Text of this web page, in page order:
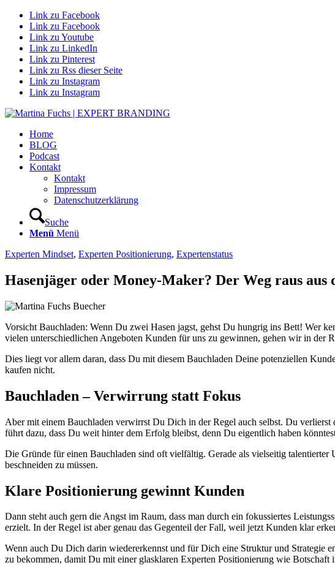
Link zu Facebook
Link zu Facebook
Link zu Youtube
Link zu LinkedIn
Link zu Pinterest
Link zu Rss dieser Seite
Link zu Instagram
Link zu Instagram
Home
BLOG
Podcast
Kontakt
Kontakt
Impressum
Datenschutzerklärung
Suche
Menü Menü
Experten Mindset, Experten Positionierung, Expertenstatus
Hasenjäger oder Money-Maker? Der Weg raus aus
Vorsicht Bauchladen: Wenn Du zwei Hasen jagst, gehst Du hungrig ins Bett! Wer
vielen unterschiedlichen Angeboten Kunden für uns zu gewinnen, gehen wir in der
Dies liegt vor allem daran, dass Du mit diesem Bauchladen Deine potenziellen
kaufen nicht.
Bauchladen – Verwirrung statt Fokus
Aber mit einem Bauchladen verwirrst Du Dich in der Regel auch selbst. Du
führt dazu, dass Du weit hinter dem Erfolg bleibst, denn Du eigentlich haben
Die Gründe für einen Bauchladen sind oft vielfältig. Gerade als vielseitig
beschneiden zu müssen.
Klare Positionierung gewinnt Kunden
Dann steht auch gern die Angst im Raum, dass man durch ein fokussiertes
erzielt. In der Regel ist aber genau das Gegenteil der Fall, weil jetzt Kunden klar
Wenn auch Du Dich darin wiedererkennst und für Dich eine Struktur und Strategie
zu bekommen, damit Du mit einer glasklaren Experten Positionierung wie